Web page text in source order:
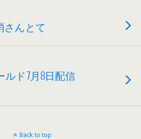
さんとて
ド7月8日配信
Back to top